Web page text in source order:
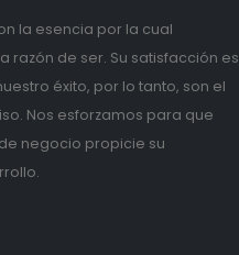
la esencia por la cual
razón de ser. Su satisfacción es
éxito, por lo tanto, son el
Nos esforzamos para que
negocio propicie su